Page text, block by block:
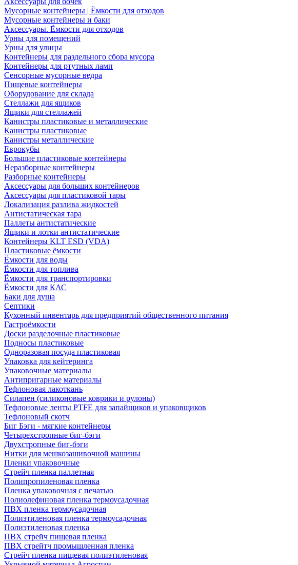
Мусорные контейнеры | Ёмкости для отходов
Мусорные контейнеры и баки
Аксессуары. Ёмкости для отходов
Урны для помещений
Урны для улицы
Контейнеры для раздельного сбора мусора
Контейнеры для ртутных ламп
Сенсорные мусорные ведра
Пищевые контейнеры
Оборудование для склада
Стеллажи для ящиков
Ящики для стеллажей
Канистры пластиковые и металлические
Канистры пластиковые
Канистры металлические
Еврокубы
Большие пластиковые контейнеры
Неразборные контейнеры
Разборные контейнеры
Аксессуары для больших контейнеров
Аксессуары для пластиковой тары
Локализация разлива жидкостей
Антистатическая тара
Паллеты антистатические
Ящики и лотки антистатические
Контейнеры KLT ESD (VDA)
Пластиковые ёмкости
Ёмкости для воды
Ёмкости для топлива
Ёмкости для транспортировки
Ёмкости для КАС
Баки для душа
Септики
Кухонный инвентарь для предприятий общественного питания
Гастроёмкости
Доски разделочные пластиковые
Подносы пластиковые
Одноразовая посуда пластиковая
Упаковка для кейтеринга
Упаковочные материалы
Антипригарные материалы
Тефлоновая лакоткань
Силапен (силиконовые коврики и рулоны)
Тефлоновые ленты PTFE для запайщиков и упаковщиков
Тефлоновый скотч
Биг Бэги - мягкие контейнеры
Четырехстропные биг-бэги
Двухстропные биг-бэги
Нитки для мешкозашивочной машины
Пленки упаковочные
Стрейч пленка паллетная
Полипропиленовая пленка
Пленка упаковочная с печатью
Полиолефиновая пленка термоусадочная
ПВХ пленка термоусадочная
Полиэтиленовая пленка термоусадочная
Полиэтиленовая пленка
ПВХ стрейч пищевая пленка
ПВХ стрейтч промышленная пленка
Стрейч пленка пищевая полиэтиленовая